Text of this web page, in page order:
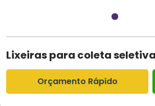
Lixeiras para coleta
Orçamento Rápido